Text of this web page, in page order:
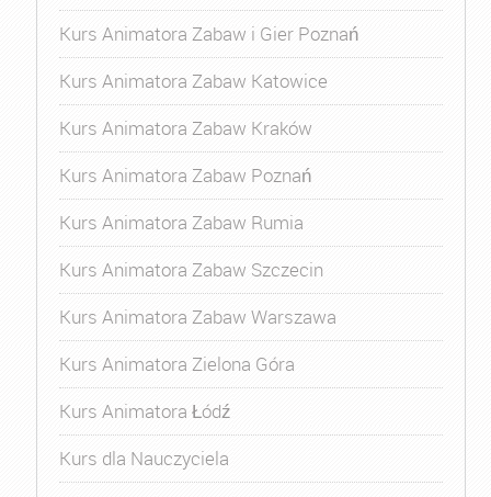
Kurs Animatora Zabaw i Gier Poznań
Kurs Animatora Zabaw Katowice
Kurs Animatora Zabaw Kraków
Kurs Animatora Zabaw Poznań
Kurs Animatora Zabaw Rumia
Kurs Animatora Zabaw Szczecin
Kurs Animatora Zabaw Warszawa
Kurs Animatora Zielona Góra
Kurs Animatora Łódź
Kurs dla Nauczyciela